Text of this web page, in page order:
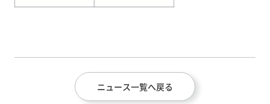
ニュース一覧へ戻る